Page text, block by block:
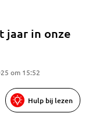
jaar in onze
om 15:52
Hulp bij lezen